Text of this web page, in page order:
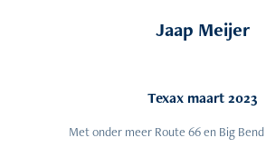
Jaap Meijer
Texax maart 2023
Met onder meer Route 66 en Big